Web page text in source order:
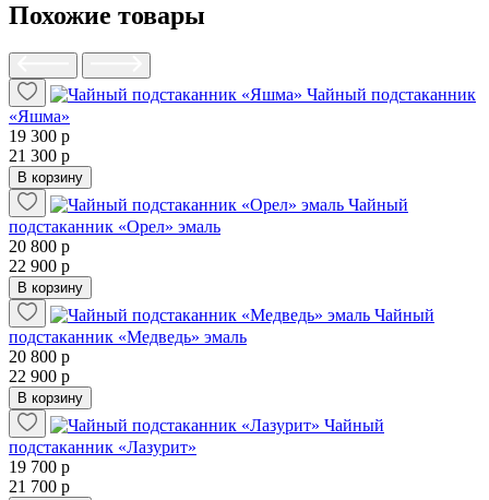
Похожие товары
Чайный подстаканник
«Яшма»
19 300 р
21 300 р
В корзину
Чайный
подстаканник «Орел» эмаль
20 800 р
22 900 р
В корзину
Чайный
подстаканник «Медведь» эмаль
20 800 р
22 900 р
В корзину
Чайный
подстаканник «Лазурит»
19 700 р
21 700 р